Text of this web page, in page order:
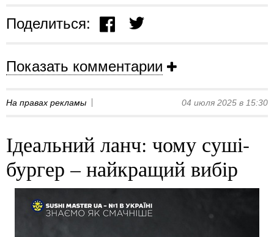
Поделиться:
Показать комментарии
На правах рекламы 04 июля 2025 в 15:30
Ідеальний ланч: чому суші-
бургер – найкращий вибір